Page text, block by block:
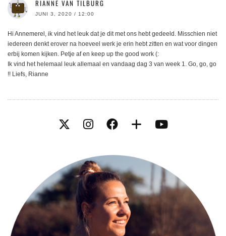
RIANNE VAN TILBURG
JUNI 3, 2020 / 12:00
Hi Annemerel, ik vind het leuk dat je dit met ons hebt gedeeld. Misschien niet
iedereen denkt erover na hoeveel werk je erin hebt zitten en wat voor dingen
erbij komen kijken. Petje af en keep up the good work (:
Ik vind het helemaal leuk allemaal en vandaag dag 3 van week 1. Go, go, go
!! Liefs, Rianne